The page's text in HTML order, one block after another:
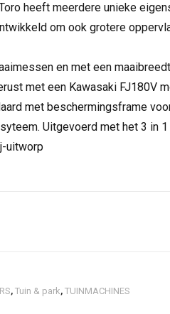
heeft meerdere unieke
om ook grotere
en met een
met een Kawasaki FJ180V
met beschermingsframe
Uitgevoerd met het 3 in
uitworp
, Tuin & park, TUINMACHINES